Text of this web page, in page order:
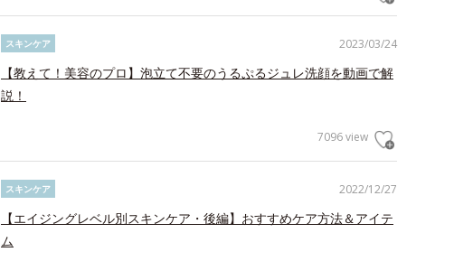
2023/03/24
スキンケア
【教えて！美容のプロ】泡立て不要のうるぷるジュレ洗顔を動画で解
説！
7096 view
2022/12/27
スキンケア
【エイジングレベル別スキンケア・後編】おすすめケア方法＆アイテ
ム